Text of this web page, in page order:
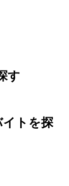
す
トを探